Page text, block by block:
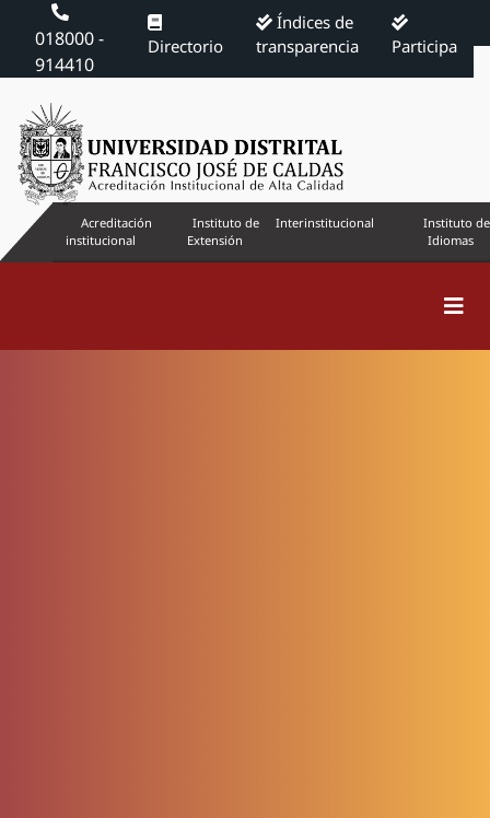
018000 -
914410
Directorio
Índices de
transparencia
Participa
Acreditación
institucional
Instituto de
Extensión
Interinstitucional
Instituto de
Idiomas